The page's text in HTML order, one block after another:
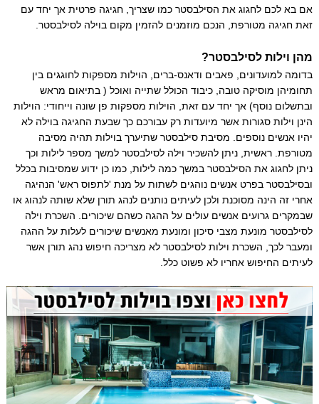
אם בא לכם לחגוג את הסילבסטר כמו שצריך, חגיגה פרטית אך יחד עם
זאת חגיגה מטורפת, הנכם מוזמנים להזמין מקום בוילה לסילבסטר.
מהן וילות לסילבסטר?
בדומה למועדונים, פאבים ודאנס-ברים, הוילות מספקות לחוגגים בין
תחומיהן מוסיקה טובה, כיבוד הכולל שתייה ואוכל ( בתיאום מראש
ובתשלום נוסף) אך יחד עם זאת, הוילות מספקות פן שונה וייחודי: הוילות
הינן וילות סגורות אשר מיועדות רק עבורכם כך שבעת החגיגה בוילה לא
יהיו אנשים נוספים. מסיבת סילבסטר שתיערך בוילות תהיה מסיבה
מטורפת. ראשית, ניתן להשכיר וילה לסילבסטר למשך מספר לילות וכך
ניתן לחגוג את הסילבסטר במשך כמה לילות, כמו כן ידוע שמסיבות בכלל
ובסילבסטר בפרט אנשים נוהגים לשתות על מנת 'לתפוס ראש' הנהיגה
אחרי זה הינה מסוכנת ולכן לעיתים נותנים לנהג תורן שלא שותה לנהוג או
שבמקרים גרועים אנשים עולים על ההגה כשהם שיכורים. השכרת וילה
לסילבסטר מונעת מצבי סיכון ומונעת מאנשים שיכורים לעלות על ההגה
ומעבר לכך, השכרת וילות לסילבסטר לא מצריכה חיפוש נהג תורן אשר
לעיתים החיפוש אחריו לא פשוט כלל.